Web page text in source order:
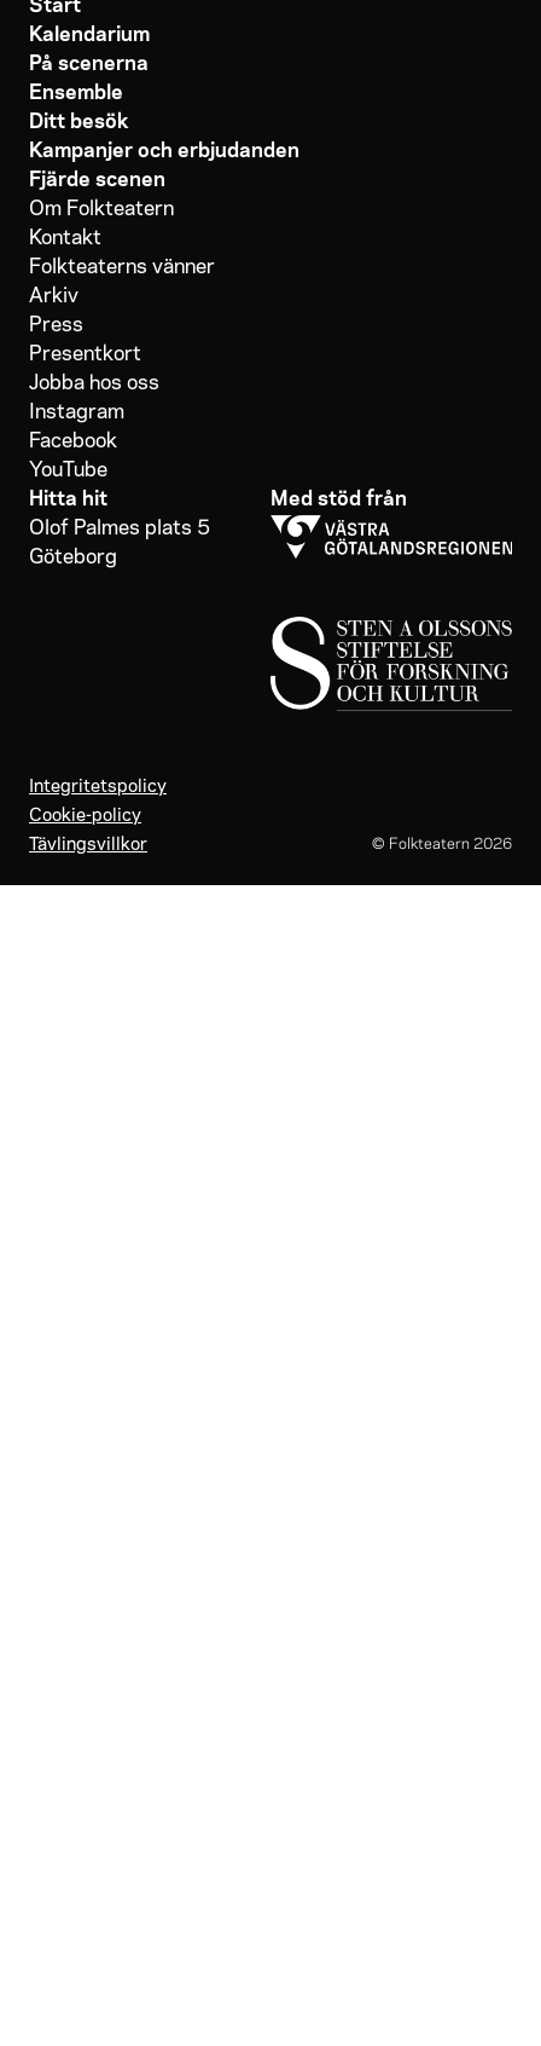
Kalendarium
På scenerna
Ensemble
Ditt besök
Kampanjer och erbjudanden
Fjärde scenen
Om Folkteatern
Kontakt
Folkteaterns vänner
Arkiv
Press
Presentkort
Jobba hos oss
Instagram
Facebook
YouTube
Hitta hit
Olof Palmes plats 5
Göteborg
Med stöd från
Integritetspolicy
Cookie-policy
Tävlingsvillkor
© Folkteatern 2026